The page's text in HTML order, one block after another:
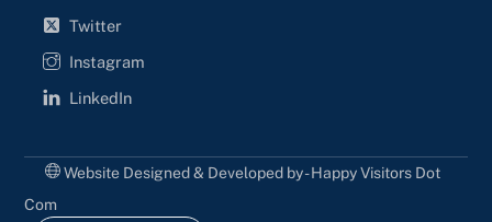
Twitter
Instagram
LinkedIn
Website Designed & Developed by - Happy Visitors Dot
Com